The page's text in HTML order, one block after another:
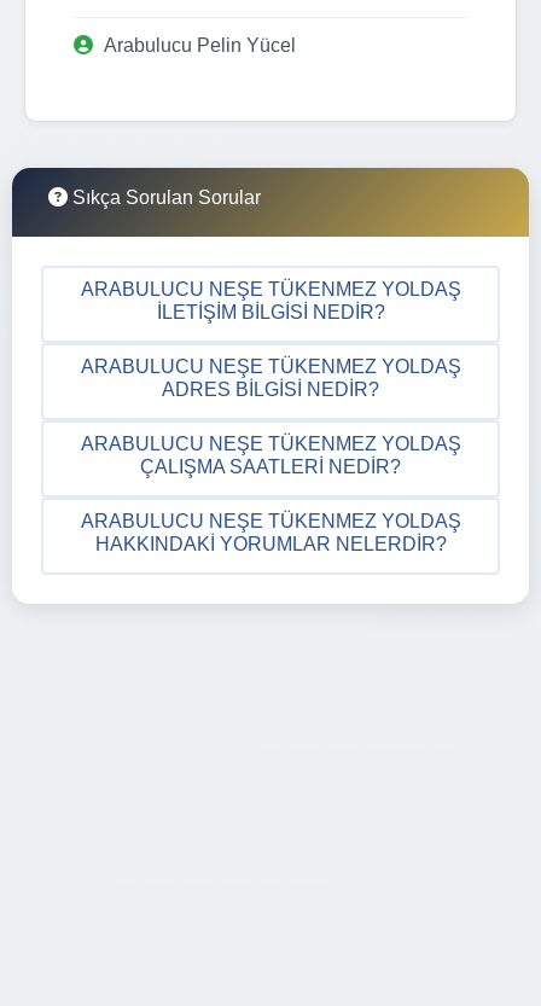
Arabulucu Pelin Yücel
Sıkça Sorulan Sorular
ARABULUCU NEŞE TÜKENMEZ YOLDAŞ
İLETIŞIM BILGISI NEDIR?
ARABULUCU NEŞE TÜKENMEZ YOLDAŞ
ADRES BILGISI NEDIR?
ARABULUCU NEŞE TÜKENMEZ YOLDAŞ
ÇALIŞMA SAATLERI NEDIR?
ARABULUCU NEŞE TÜKENMEZ YOLDAŞ
HAKKINDAKI YORUMLAR NELERDIR?